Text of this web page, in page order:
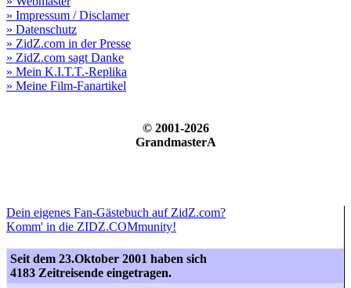
» Impressum / Disclamer
» Datenschutz
» ZidZ.com in der Presse
» ZidZ.com sagt Danke
» Mein K.I.T.T.-Replika
» Meine Film-Fanartikel
© 2001-2026
GrandmasterA
Dein eigenes Fan-Gästebuch auf ZidZ.com?
Komm' in die ZIDZ.COMmunity!
Seit dem 23.Oktober 2001 haben sich
4183 Zeitreisende eingetragen.